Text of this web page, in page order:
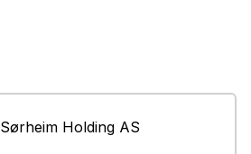
Sørheim Holding AS